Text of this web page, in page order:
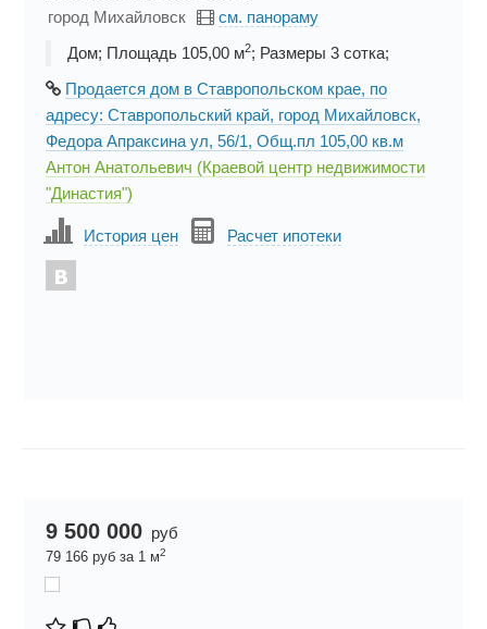
город Михайловск
см. панораму
Дом; Площадь 105,00 м2; Размеры 3 cотка;
Продается дом в Ставропольском крае, по
адресу: Ставропольский край, город Михайловск,
Федора Апраксина ул, 56/1, Общ.пл 105,00 кв.м
Антон Анатольевич (Краевой центр недвижимости
"Династия")
История цен Расчет ипотеки
9 500 000 руб
79 166 руб за 1 м2